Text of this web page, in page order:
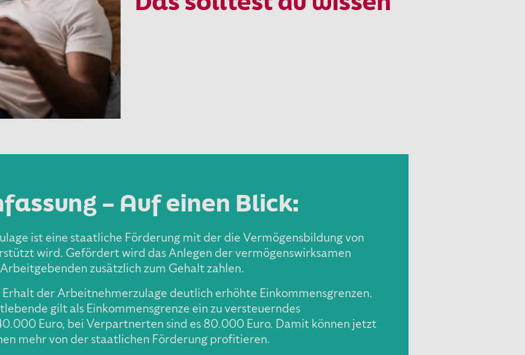
– Auf einen Blick:
ist eine staatliche Förderung mit der die Vermögensbildung von
wird. Gefördert wird das Anlegen der vermögenswirksamen
zusätzlich zum Gehalt zahlen.
der Arbeitnehmerzulage deutlich erhöhte Einkommensgrenzen.
gilt als Einkommensgrenze ein zu versteuerndes
Euro, bei Verpartnerten sind es 80.000 Euro. Damit können jetzt
mehr von der staatlichen Förderung profitieren.